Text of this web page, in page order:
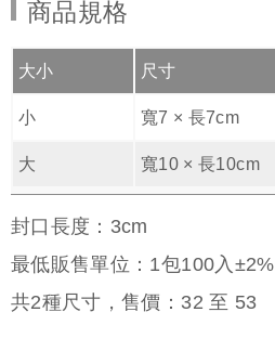
商品規格
大小 尺寸
小 寬7 × 長7cm
大 寬10 × 長10cm
封口長度：3cm
最低販售單位：1包100入±2%
共2種尺寸，售價： 32 至 53